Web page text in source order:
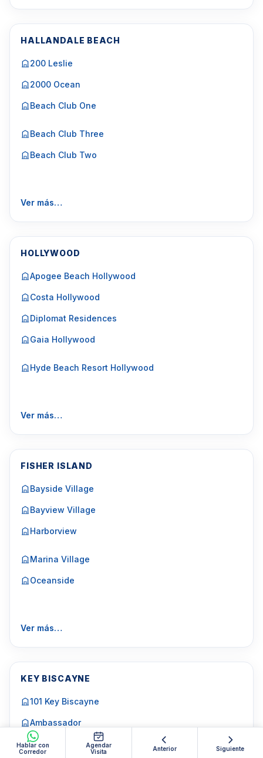
Hablar con
Corredor
Agendar
Visita
Anterior Siguiente
HALLANDALE BEACH
200 Leslie
2000 Ocean
Beach Club One
Beach Club Three
Beach Club Two
Ver más…
HOLLYWOOD
Apogee Beach Hollywood
Costa Hollywood
Diplomat Residences
Gaia Hollywood
Hyde Beach Resort Hollywood
Ver más…
FISHER ISLAND
Bayside Village
Bayview Village
Harborview
Marina Village
Oceanside
Ver más…
KEY BISCAYNE
101 Key Biscayne
Ambassador
Cape Florida Club